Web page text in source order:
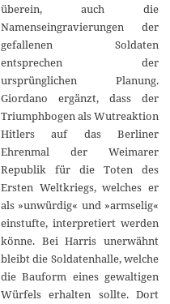
überein, auch die
Namenseingravierungen der
gefallenen Soldaten
entsprechen der
ursprünglichen Planung.
Giordano ergänzt, dass der
Triumphbogen als Wutreaktion
Hitlers auf das Berliner
Ehrenmal der Weimarer
Republik für die Toten des
Ersten Weltkriegs, welches er
als »unwürdig« und »armselig«
einstufte, interpretiert werden
könne. Bei Harris unerwähnt
bleibt die Soldatenhalle, welche
die Bauform eines gewaltigen
Würfels erhalten sollte. Dort